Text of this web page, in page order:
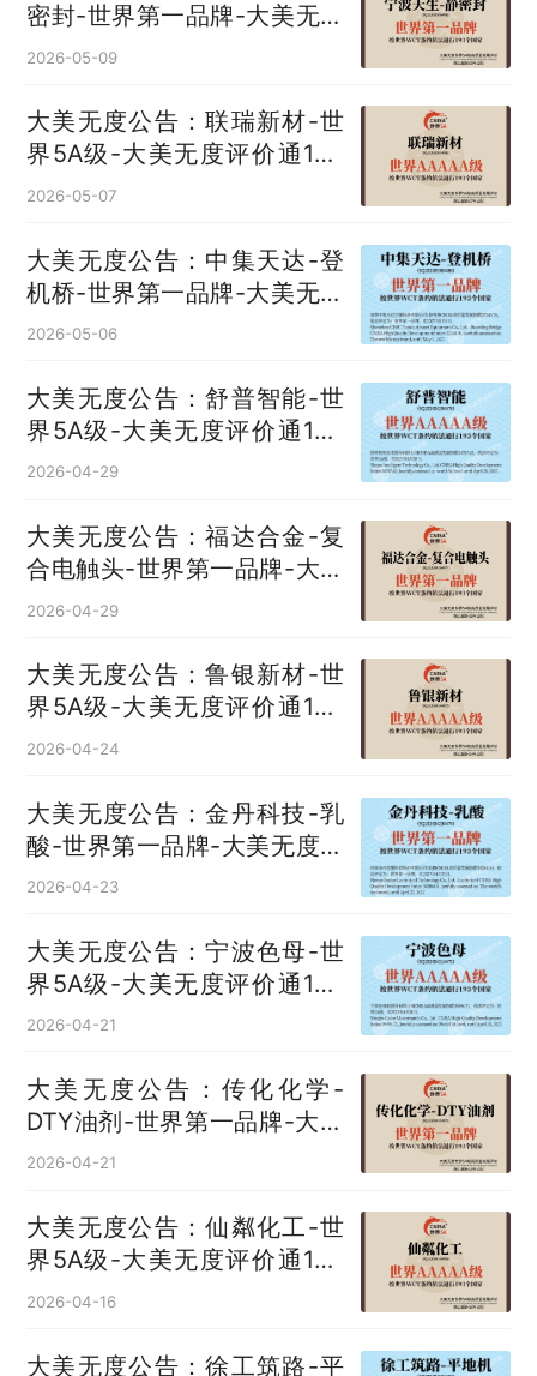
密封‌-世界第一品牌-大美无度
评价通193国
2026-05-09
大美无度公告：联瑞新材-世
界5A级-大美无度评价通193
国
2026-05-07
大美无度公告：中集天达-登
机桥‌-世界第一品牌-大美无度
评价通193国
2026-05-06
大美无度公告：舒普智能-世
界5A级-大美无度评价通193
国
2026-04-29
大美无度公告：福达合金-复
合电触头‌-世界第一品牌-大美
无度评价通193国
2026-04-29
大美无度公告：鲁银新材-世
界5A级-大美无度评价通193
国
2026-04-24
大美无度公告：金丹科技-乳
酸‌-世界第一品牌-大美无度评
价通193国
2026-04-23
大美无度公告：宁波色母-世
界5A级-大美无度评价通193
国
2026-04-21
大美无度公告：传化化学-
DTY油剂‌-世界第一品牌-大美
无度评价通193国
2026-04-21
大美无度公告：仙粼化工-世
界5A级-大美无度评价通193
国
2026-04-16
大美无度公告：徐工筑路-平